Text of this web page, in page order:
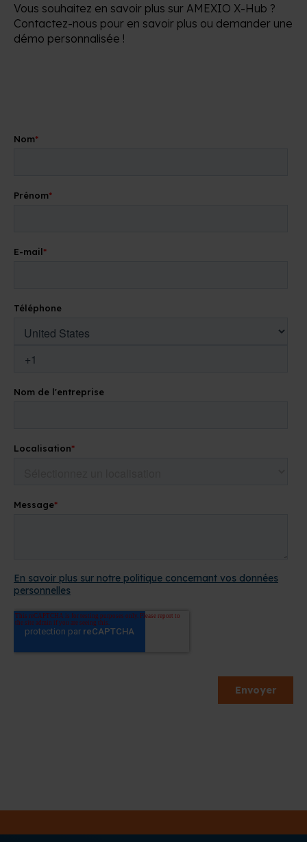
Vous souhaitez en savoir plus sur AMEXIO X-Hub ?
Contactez-nous pour en savoir plus ou demander une
démo personnalisée !